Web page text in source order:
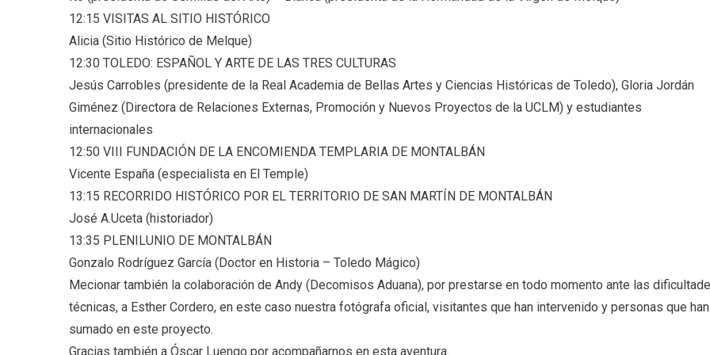
12:15 VISITAS AL SITIO HISTÓRICO
Alicia (Sitio Histórico de Melque)
12:30 TOLEDO: ESPAÑOL Y ARTE DE LAS TRES CULTURAS
Jesús Carrobles (presidente de la Real Academia de Bellas Artes y Ciencias Históricas de Toledo), Gloria Jordán
Giménez (Directora de Relaciones Externas, Promoción y Nuevos Proyectos de la UCLM) y estudiantes
internacionales
12:50 VIII FUNDACIÓN DE LA ENCOMIENDA TEMPLARIA DE MONTALBÁN
Vicente España (especialista en El Temple)
13:15 RECORRIDO HISTÓRICO POR EL TERRITORIO DE SAN MARTÍN DE MONTALBÁN
José A.Uceta (historiador)
13:35 PLENILUNIO DE MONTALBÁN
Gonzalo Rodríguez García (Doctor en Historia – Toledo Mágico)
Mecionar también la colaboración de Andy (Decomisos Aduana), por prestarse en todo momento ante las
técnicas, a Esther Cordero, en este caso nuestra fotógrafa oficial, visitantes que han intervenido y personas que han
sumado en este proyecto.
Gracias también a Óscar Luengo por acompañarnos en esta aventura.